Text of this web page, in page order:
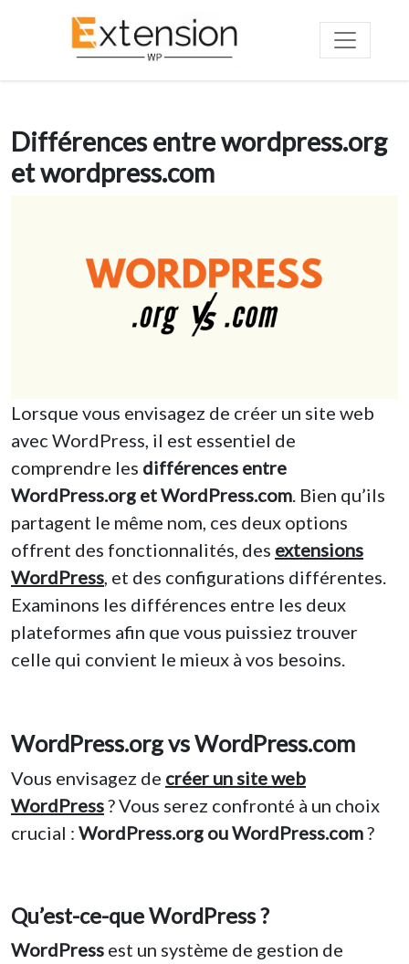
Différences entre wordpress.org
et wordpress.com
Lorsque vous envisagez de créer un site web
avec WordPress, il est essentiel de
comprendre les différences entre
WordPress.org et WordPress.com . Bien qu’ils
partagent le même nom, ces deux options
offrent des fonctionnalités, des extensions
WordPress , et des configurations différentes.
Examinons les différences entre les deux
plateformes afin que vous puissiez trouver
celle qui convient le mieux à vos besoins.
WordPress.org vs WordPress.com
Vous envisagez de créer un site web
WordPress? Vous serez confronté à un choix
crucial : WordPress.org ou WordPress.com?
Qu’est-ce-que WordPress ?
WordPress est un système de gestion de